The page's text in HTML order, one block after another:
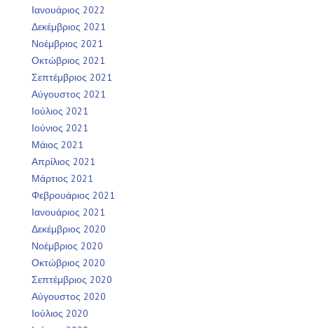
Ιανουάριος 2022
Δεκέμβριος 2021
Νοέμβριος 2021
Οκτώβριος 2021
Σεπτέμβριος 2021
Αύγουστος 2021
Ιούλιος 2021
Ιούνιος 2021
Μάιος 2021
Απρίλιος 2021
Μάρτιος 2021
Φεβρουάριος 2021
Ιανουάριος 2021
Δεκέμβριος 2020
Νοέμβριος 2020
Οκτώβριος 2020
Σεπτέμβριος 2020
Αύγουστος 2020
Ιούλιος 2020